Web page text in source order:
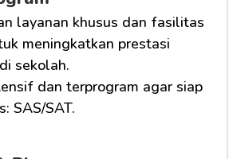
layanan khusus dan fasilitas
meningkatkan prestasi
sekolah.
dan terprogram agar siap
SAS/SAT.